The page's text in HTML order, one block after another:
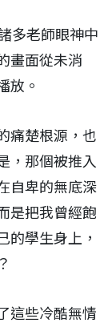
多老師眼神中
畫面從未消
放。
痛楚根源，也
，那個被推入
自卑的無底深
是把我曾經飽
的學生身上，
這些冷酷無情